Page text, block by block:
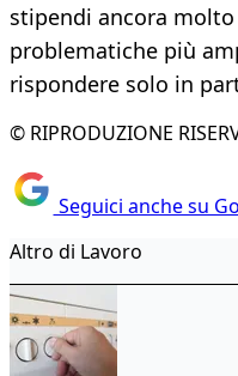
stipendi ancora molto
problematiche più
rispondere solo in
© RIPRODUZIONE
Seguici anche su
Altro di Lavoro